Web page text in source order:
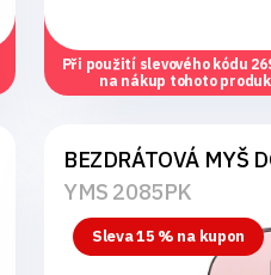
Při použití slevového kódu
na nákup tohoto
BEZDRÁTOVÁ MYŠ
YMS 2085PK
Sleva 15 % na kupon